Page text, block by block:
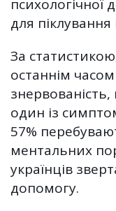
психологічної
для
За
останнім
один із
57%
ментальних
українців
допомогу.